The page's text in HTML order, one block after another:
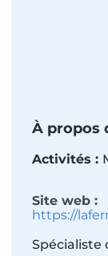
À propos
Activités :
Site web :
https://
Spécialiste